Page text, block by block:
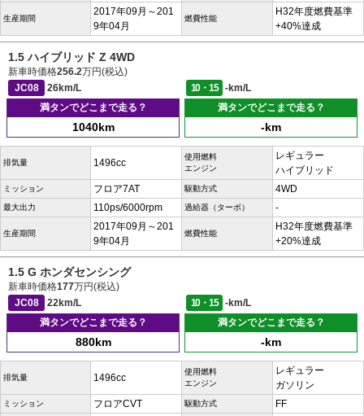
生産期間
2017年09月～201
9年04月
燃費性能
H32年度燃費基準
+40%達成
1.5 ハイブリッド Z 4WD
新車時価格256.2万円(税込)
JC08
26km/L 10・15
-km/L
満タンでどこまで走る？
1040km
満タンでどこまで走る？
-km
排気量 1496cc
使用燃料
エンジン
レギュラー
ハイブリッド
ミッション フロア7AT 駆動方式 4WD
最大出力 110ps/6000rpm 過給器（ターボ） -
生産期間
2017年09月～201
9年04月
燃費性能
H32年度燃費基準
+20%達成
1.5 G ホンダセンシング
新車時価格177万円(税込)
JC08
22km/L 10・15
-km/L
満タンでどこまで走る？
880km
満タンでどこまで走る？
-km
排気量 1496cc
使用燃料
エンジン
レギュラー
ガソリン
ミッション フロアCVT 駆動方式 FF